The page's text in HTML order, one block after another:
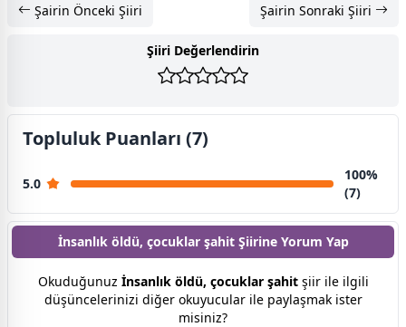
Şairin Önceki Şiiri Şairin Sonraki Şiiri
Şiiri Değerlendirin
Topluluk Puanları (7)
5.0
100%
(7)
İnsanlık öldü, çocuklar şahit Şiirine Yorum Yap
Okuduğunuz İnsanlık öldü, çocuklar şahitşiir ile ilgili
düşüncelerinizi diğer okuyucular ile paylaşmak ister
misiniz?